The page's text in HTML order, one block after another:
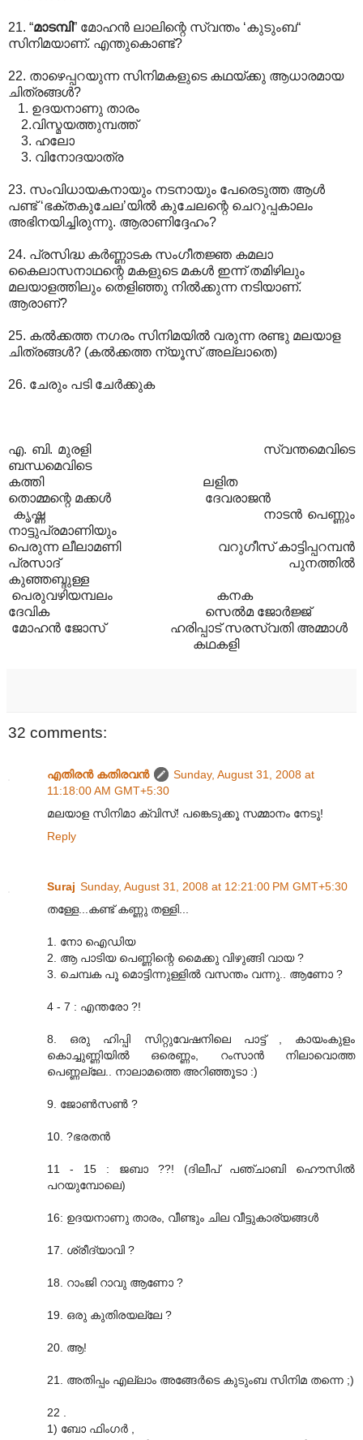
21. “മാടമ്പി” മോഹന്‍ ലാലിന്റെ സ്വന്തം ‘കുടുംബ“
സിനിമയാണ്. എന്തുകൊണ്ട്?
22. താഴെപ്പറയുന്ന സിനിമകളുടെ കഥയ്ക്കു ആധാരമായ
ചിത്രങ്ങള്‍‍?
1. ഉദയനാണു താരം
2.വിസ്മയത്തുമ്പത്ത്
3. ഹലോ
3. വിനോദയാത്ര
23. സംവിധായകനായും നടനായും പേരെടുത്ത ആള്‍
പണ്ട് ‘ഭക്തകുചേല’യില്‍ കുചേലന്റെ ചെറുപ്പകാലം
അഭിനയിച്ചിരുന്നു. ആരാണിദ്ദേഹം?
24. പ്രസിദ്ധ കര്‍ണ്ണാടക സംഗീതജ്ഞ കമലാ
കൈലാസനാഥന്റെ മകളുടെ മകള്‍ ഇന്ന് തമിഴിലും
മലയാളത്തിലും തെളിഞ്ഞു നില്‍ക്കുന്ന നടിയാണ്.
ആരാണ്?
25. കല്‍ക്കത്ത നഗരം സിനിമയില്‍‍ വരുന്ന രണ്ടു മലയാള
ചിത്രങ്ങള്‍‍? (കല്‍ക്കത്ത ന്യൂസ് അല്ലാതെ)
26. ചേരും പടി ചേര്‍ക്കുക
എ. ബി. മുരളി സ്വന്തമെവിടെ
ബന്ധമെവിടെ
കത്തി ലളിത
തൊമ്മന്റെ മക്കള്‍ ദേവരാജന്‍
കൃഷ്ണ നാടന്‍ പെണ്ണും
നാട്ടുപ്രമാണിയും
പെരുന്ന ലീലാമണി വറുഗീസ് കാട്ടിപ്പറമ്പന്‍
പ്രസാദ് പുനത്തില്‍
കുഞ്ഞബ്ദുള്ള
പെരുവഴിയമ്പലം കനക
ദേവിക സെല്‍മ ജോര്‍ജ്ജ്
മോഹന്‍ ജോസ് ഹരിപ്പാട് സരസ്വതി അമ്മാള്‍
കഥകളി
32 comments:
എതിരന്‍ കതിരവന്‍
Sunday, August 31, 2008 at
11:18:00 AM GMT+5:30
മലയാള സിനിമാ ക്വിസ്! പങ്കെടുക്കൂ സമ്മാനം നേടൂ!
Reply
Suraj Sunday, August 31, 2008 at 12:21:00 PM GMT+5:30
തള്ളേ...കണ്ട് കണ്ണു തള്ളി...
1. നോ ഐഡിയ
2. ആ പാടിയ പെണ്ണിന്റെ മൈക്കു വിഴുങ്ങി വായ ?
3. ചെമ്പക പൂ മൊട്ടിന്നുള്ളിൽ വസന്തം വന്നു.. ആണോ ?
4 - 7 : എന്തരോ ?!
8. ഒരു ഹിപ്പി സിറ്റുവേഷനിലെ പാട്ട് , കായംകുളം
കൊച്ചുണ്ണിയിൽ ഒരെണ്ണം, റംസാൻ നിലാവൊത്ത
പെണ്ണല്ലേ.. നാലാമത്തെ അറിഞ്ഞൂടാ :)
9. ജോൺസൺ ?
10. ?ഭരതൻ
11 - 15 : ജബാ ??! (ദിലീപ് പഞ്ചാബി ഹൌസിൽ
പറയുമ്പോലെ)
16: ഉദയനാണു താരം, വീണ്ടും ചില വീട്ടുകാര്യങ്ങൾ
17. ശ്രീദ്യാവി ?
18. റാംജി റാവു ആണോ ?
19. ഒരു കുതിരയല്ലേ ?
20. ആ!
21. അതിപ്പം എല്ലാം അങ്ങേർടെ കുടുംബ സിനിമ തന്നെ ;)
22 .
1) ബോ ഫിംഗർ ,